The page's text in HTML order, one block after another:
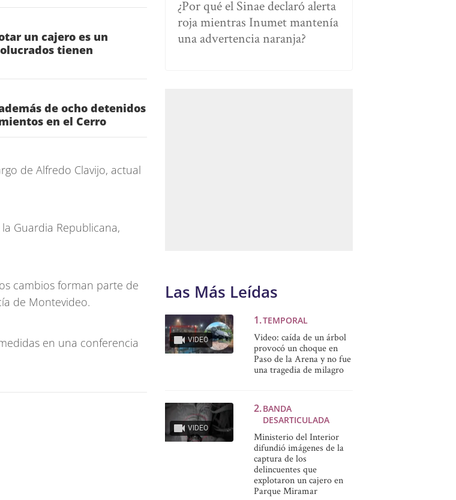
un cajero es un
tienen
de ocho detenidos
en el Cerro
de Alfredo Clavijo, actual
Guardia Republicana,
cambios forman parte de
de Montevideo.
en una conferencia
¿Por qué el Sinae declaró alerta
roja mientras Inumet mantenía
una advertencia naranja?
Las Más Leídas
VIDEO
TEMPORAL
Video: caída de un árbol
provocó un choque en
Paso de la Arena y no fue
una tragedia de milagro
VIDEO
BANDA
DESARTICULADA
Ministerio del Interior
difundió imágenes de la
captura de los
delincuentes que
explotaron un cajero en
Parque Miramar